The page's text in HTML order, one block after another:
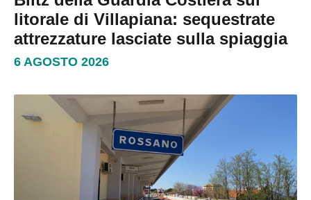
litorale di Villapiana: sequestrate
attrezzature lasciate sulla spiaggia
6 AGOSTO 2026